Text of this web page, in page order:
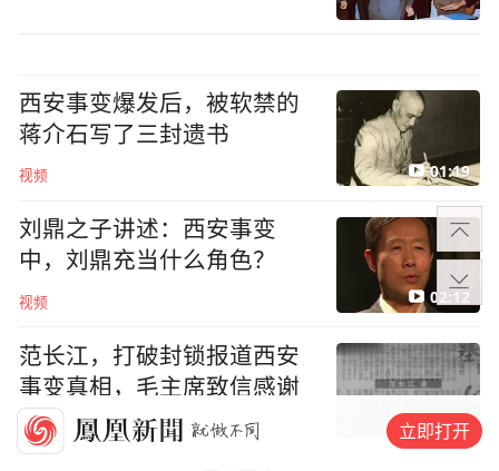
西安事变爆发后，被软禁的
蒋介石写了三封遗书
视频 01:19
刘鼎之子讲述：西安事变
中，刘鼎充当什么角色？
视频 02:12
范长江，打破封锁报道西安
事变真相，毛主席致信感谢
视频 03:56
立即打开